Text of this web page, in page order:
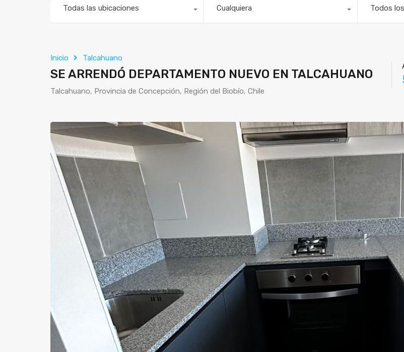
Todas las ubicaciones Cualquiera Todos
Inicio Talcahuano
SE ARRENDÓ DEPARTAMENTO NUEVO EN TALCAHUANO
Talcahuano, Provincia de Concepción, Región del Biobío, Chile